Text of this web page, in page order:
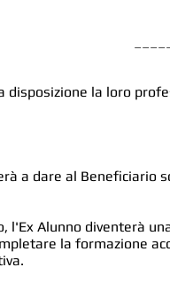
disposizione la loro
a dare al Beneficiario
l'Ex Alunno diventerà
la formazione